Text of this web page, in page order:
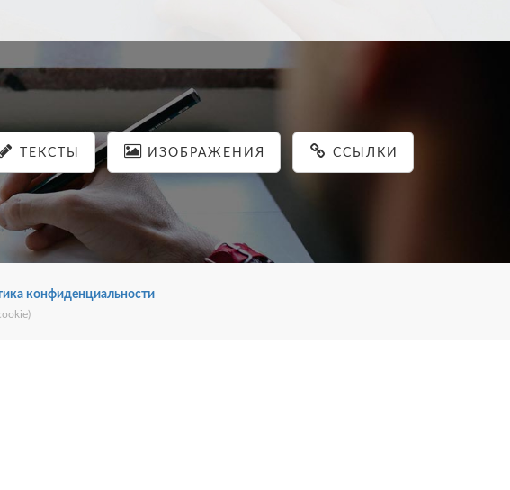
ТЕКСТЫ ИЗОБРАЖЕНИЯ ССЫЛКИ
конфиденциальности